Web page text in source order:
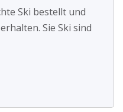
Ski bestellt und
Sie Ski sind